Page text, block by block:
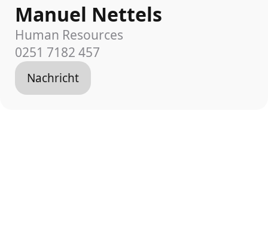
Manuel Nettels
Human Resources
0251 7182 457
Nachricht